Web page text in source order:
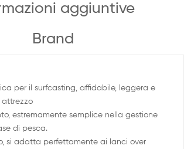
aggiuntive
Brand
per il surfcasting, affidabile, leggera e
attrezzo
estremamente semplice nella gestione
di pesca.
si adatta perfettamente ai lanci over